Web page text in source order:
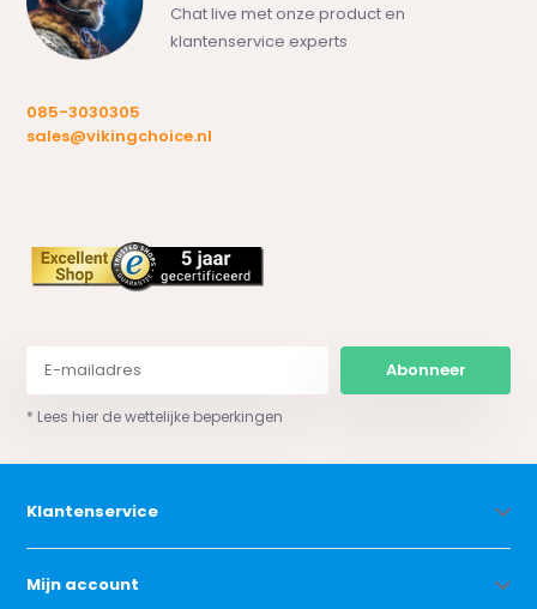
Chat live met onze product en
klantenservice experts
085-3030305
sales@vikingchoice.nl
Abonneer
* Lees hier de wettelijke beperkingen
Klantenservice
Mijn account